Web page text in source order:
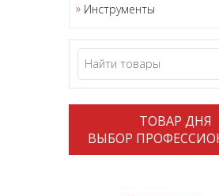
Инструменты
ТОВАР ДНЯ
ВЫБОР